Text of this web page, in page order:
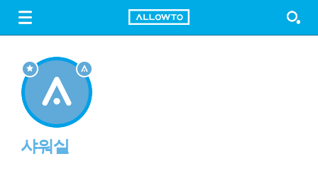
FREE DOWNLOAD
샤워실